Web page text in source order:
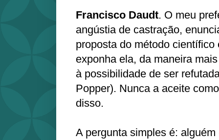
Francisco Daudt. O meu
angústia de castração,
proposta do método científico
exponha ela, da maneira
à possibilidade de ser
Popper). Nunca a aceite
disso.
A pergunta simples é: